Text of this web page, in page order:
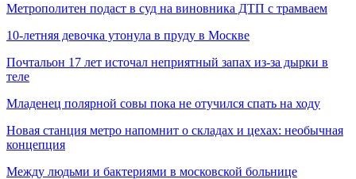
Метрополитен подаст в суд на виновника ДТП с трамваем
10-летняя девочка утонула в пруду в Москве
Почтальон 17 лет источал неприятный запах из-за дырки в
теле
Младенец полярной совы пока не отучился спать на ходу
Новая станция метро напомнит о складах и цехах: необычная
концепция
Между людьми и бактериями в московской больнице